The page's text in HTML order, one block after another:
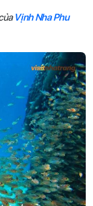
Vịnh Nha Phu